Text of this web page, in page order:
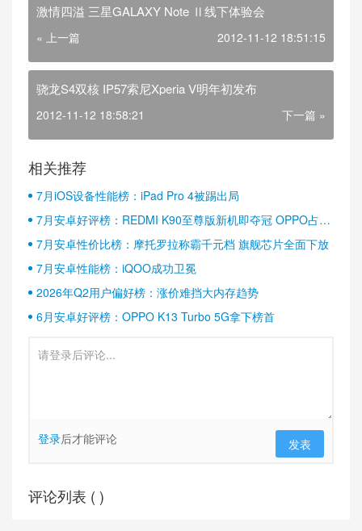
激情四溢 三星GALAXY Note Ⅱ线下体验会
« 上一篇 2012-11-12 18:51:15
骁龙S4双核 IP57索尼Xperia V明年初发布
2012-11-12 18:58:21 下一篇 »
相关推荐
7月iOS设备性能榜：iPad Pro 4被踢出局
7月安卓好评榜：REDMI K90至尊版新机即夺冠 OPPO占据
半壁江山
7月安卓性价比榜：摩托罗拉称霸千元档 旗舰芯片全面下放
7月安卓性能榜：iQOO成功卫冕
2026年Q2用户偏好榜：涨价难挡大内存趋势
6月安卓好评榜：OPPO K13 Turbo 5G拿下榜首
登录后才能评论 发表
评论列表 ( )